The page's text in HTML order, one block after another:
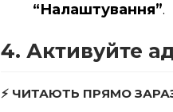
“Налаштування”.
4. Активуйте
⚡ ЧИТАЮТЬ ПРЯМО